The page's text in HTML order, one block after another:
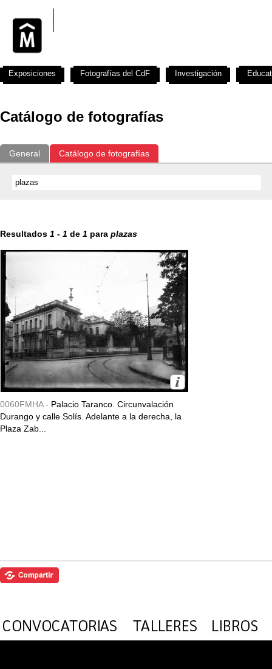
Catálogo de fotografías
General Catálogo de fotografías
Resultados 1 - 1 de 1 para plazas
0060FMHA - Palacio Taranco. Circunvalación
Durango y calle Solís. Adelante a la derecha, la
Plaza Zab...
Exposiciones Fotografías del CdF Investigación